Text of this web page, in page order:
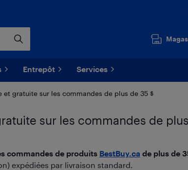
Entrepôt Services
et gratuite sur les commandes de plus de 35 $
sur les commandes de
commandes de produits BestBuy.ca de plus de
expédiées par livraison standard.